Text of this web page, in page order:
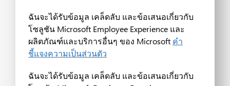
ฉันจะได้รับข้อมูล เคล็ดลับ และข้อเสนอเกี่ยวกับ
โซลูชัน Microsoft Employee Experience และ
ผลิตภัณฑ์และบริการอื่นๆ ของ Microsoft คำ
ชี้แจงความเป็นส่วนตัว
ฉันจะได้รับข้อมูล เคล็ดลับ และข้อเสนอเกี่ยวกับ